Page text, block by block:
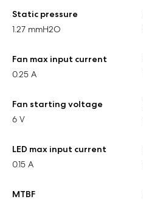
Static pressure
1.27 mmH2O
Fan max input current
0.25 A
Fan starting voltage
6 V
LED max input current
0.15 A
MTBF